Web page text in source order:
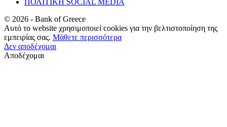
© 2026 - Bank of Greece
Αυτό το website χρησιμοποιεί cookies για την βελτιστοποίηση της
εμπειρίας σας. Μάθετε περισσότερα
Δεν αποδέχομαι
Αποδέχομαι